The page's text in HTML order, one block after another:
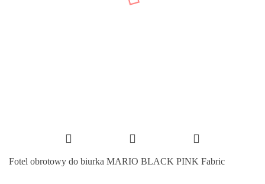
Fotel obrotowy do biurka MARIO BLACK PINK Fabric